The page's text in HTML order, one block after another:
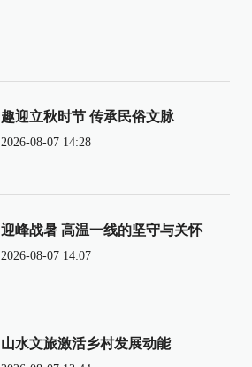
趣迎立秋时节 传承民俗文脉
2026-08-07 14:28
迎峰战暑 高温一线的坚守与关怀
2026-08-07 14:07
山水文旅激活乡村发展动能